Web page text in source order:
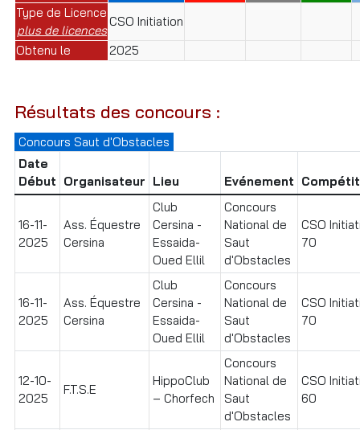
Type de Licence
plus de licences
CSO Initiation
Obtenu le
2025
Résultats des concours :
Concours Saut d'Obstacles
Date
Début Organisateur Lieu Evénement
16-11-
2025
Ass. Équestre
Cersina
Club
Cersina -
Essaida-
Oued Ellil
Concours
National de
Saut
d'Obstacles
CSO
70
16-11-
2025
Ass. Équestre
Cersina
Club
Cersina -
Essaida-
Oued Ellil
Concours
National de
Saut
d'Obstacles
CSO
70
12-10-
2025
F.T.S.E
HippoClub
– Chorfech
Concours
National de
Saut
d'Obstacles
CSO
60